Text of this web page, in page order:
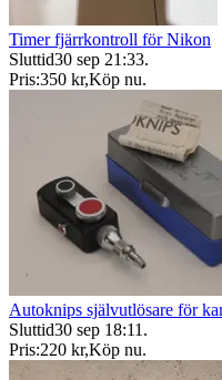
Timer fjärrkontroll för Nikon
Sluttid30 sep 21:33.
Pris:350 kr,Köp nu.
Autoknips självutlösare för
Sluttid30 sep 18:11 .
Pris:220 kr,Köp nu.